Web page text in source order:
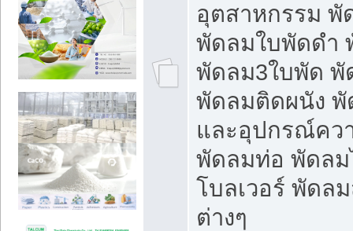
อุตสาหกรรม
พัดลมใบพัดดำ
พัดลม3ใบพัด พั
พัดลมติดผนัง
และอุปกรณ์คว
พัดลมท่อ พัดลม
โบลเวอร์ พัดล
ต่างๆ